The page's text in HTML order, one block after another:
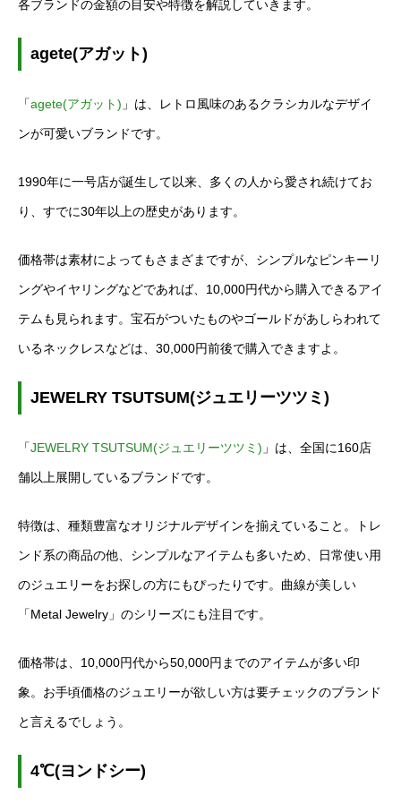
各ブランドの金額の目安や特徴を解説していきます。
agete(アガット)
「agete(アガット) 」は、レトロ風味のあるクラシカルなデザイ
ンが可愛いブランドです。
1990年に一号店が誕生して以来、多くの人から愛され続けてお
り、すでに30年以上の歴史があります。
価格帯は素材によってもさまざまですが、シンプルなピンキーリ
ングやイヤリングなどであれば、10,000円代から購入できるアイ
テムも見られます。宝石がついたものやゴールドがあしらわれて
いるネックレスなどは、30,000円前後で購入できますよ。
JEWELRY TSUTSUM(ジュエリーツツミ)
「JEWELRY TSUTSUM(ジュエリーツツミ) 」は、全国に160店
舗以上展開しているブランドです。
特徴は、種類豊富なオリジナルデザインを揃えていること。トレ
ンド系の商品の他、シンプルなアイテムも多いため、日常使い用
のジュエリーをお探しの方にもぴったりです。曲線が美しい
「Metal Jewelry」のシリーズにも注目です。
価格帯は、10,000円代から50,000円までのアイテムが多い印
象。お手頃価格のジュエリーが欲しい方は要チェックのブランド
と言えるでしょう。
4℃(ヨンドシー)